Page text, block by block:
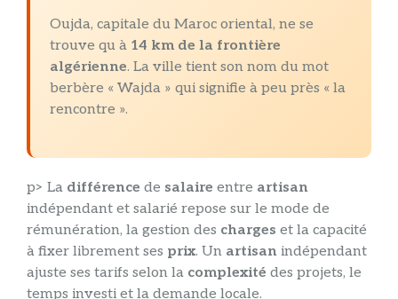
Oujda, capitale du Maroc oriental, ne se
trouve qu à 14 km de la frontière
algérienne. La ville tient son nom du mot
berbère « Wajda » qui signifie à peu près « la
rencontre ».
p> La différence de salaire entre artisan
indépendant et salarié repose sur le mode de
rémunération, la gestion des charges et la capacité
à fixer librement ses prix. Un artisan indépendant
ajuste ses tarifs selon la complexité des projets, le
temps investi et la demande locale.